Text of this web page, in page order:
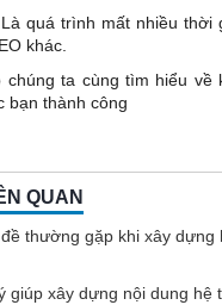
quá trình mất nhiều thời
khác.
chúng ta cùng tìm hiểu về
bạn thành công
QUAN
thường gặp khi xây dựng
giúp xây dựng nội dung hệ